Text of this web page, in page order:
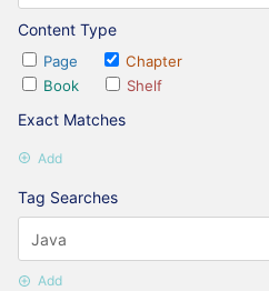
Content Type
Page
Chapter
Book
Shelf
Exact Matches
Add
Tag Searches
Add